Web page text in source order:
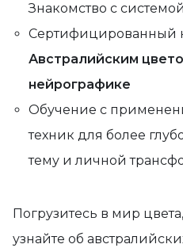
Знакомство с
Сертифицированный
Австралийским
нейрографике
Обучение с
техник для более
тему и личной
Погрузитесь в мир
узнайте об